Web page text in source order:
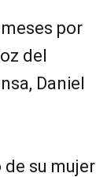
por
del
Daniel
de su mujer